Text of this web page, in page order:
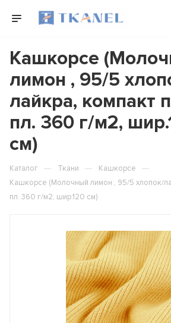
Кашкорсе
лимон , 95/5
лайкра, компакт
пл. 360 г/м2,
см)
Каталог — Ткани — Кашкорсе —
Кашкорсе (Молочный лимон , 95/5 хлопок/
пл. 360 г/м2, шир.120 см)